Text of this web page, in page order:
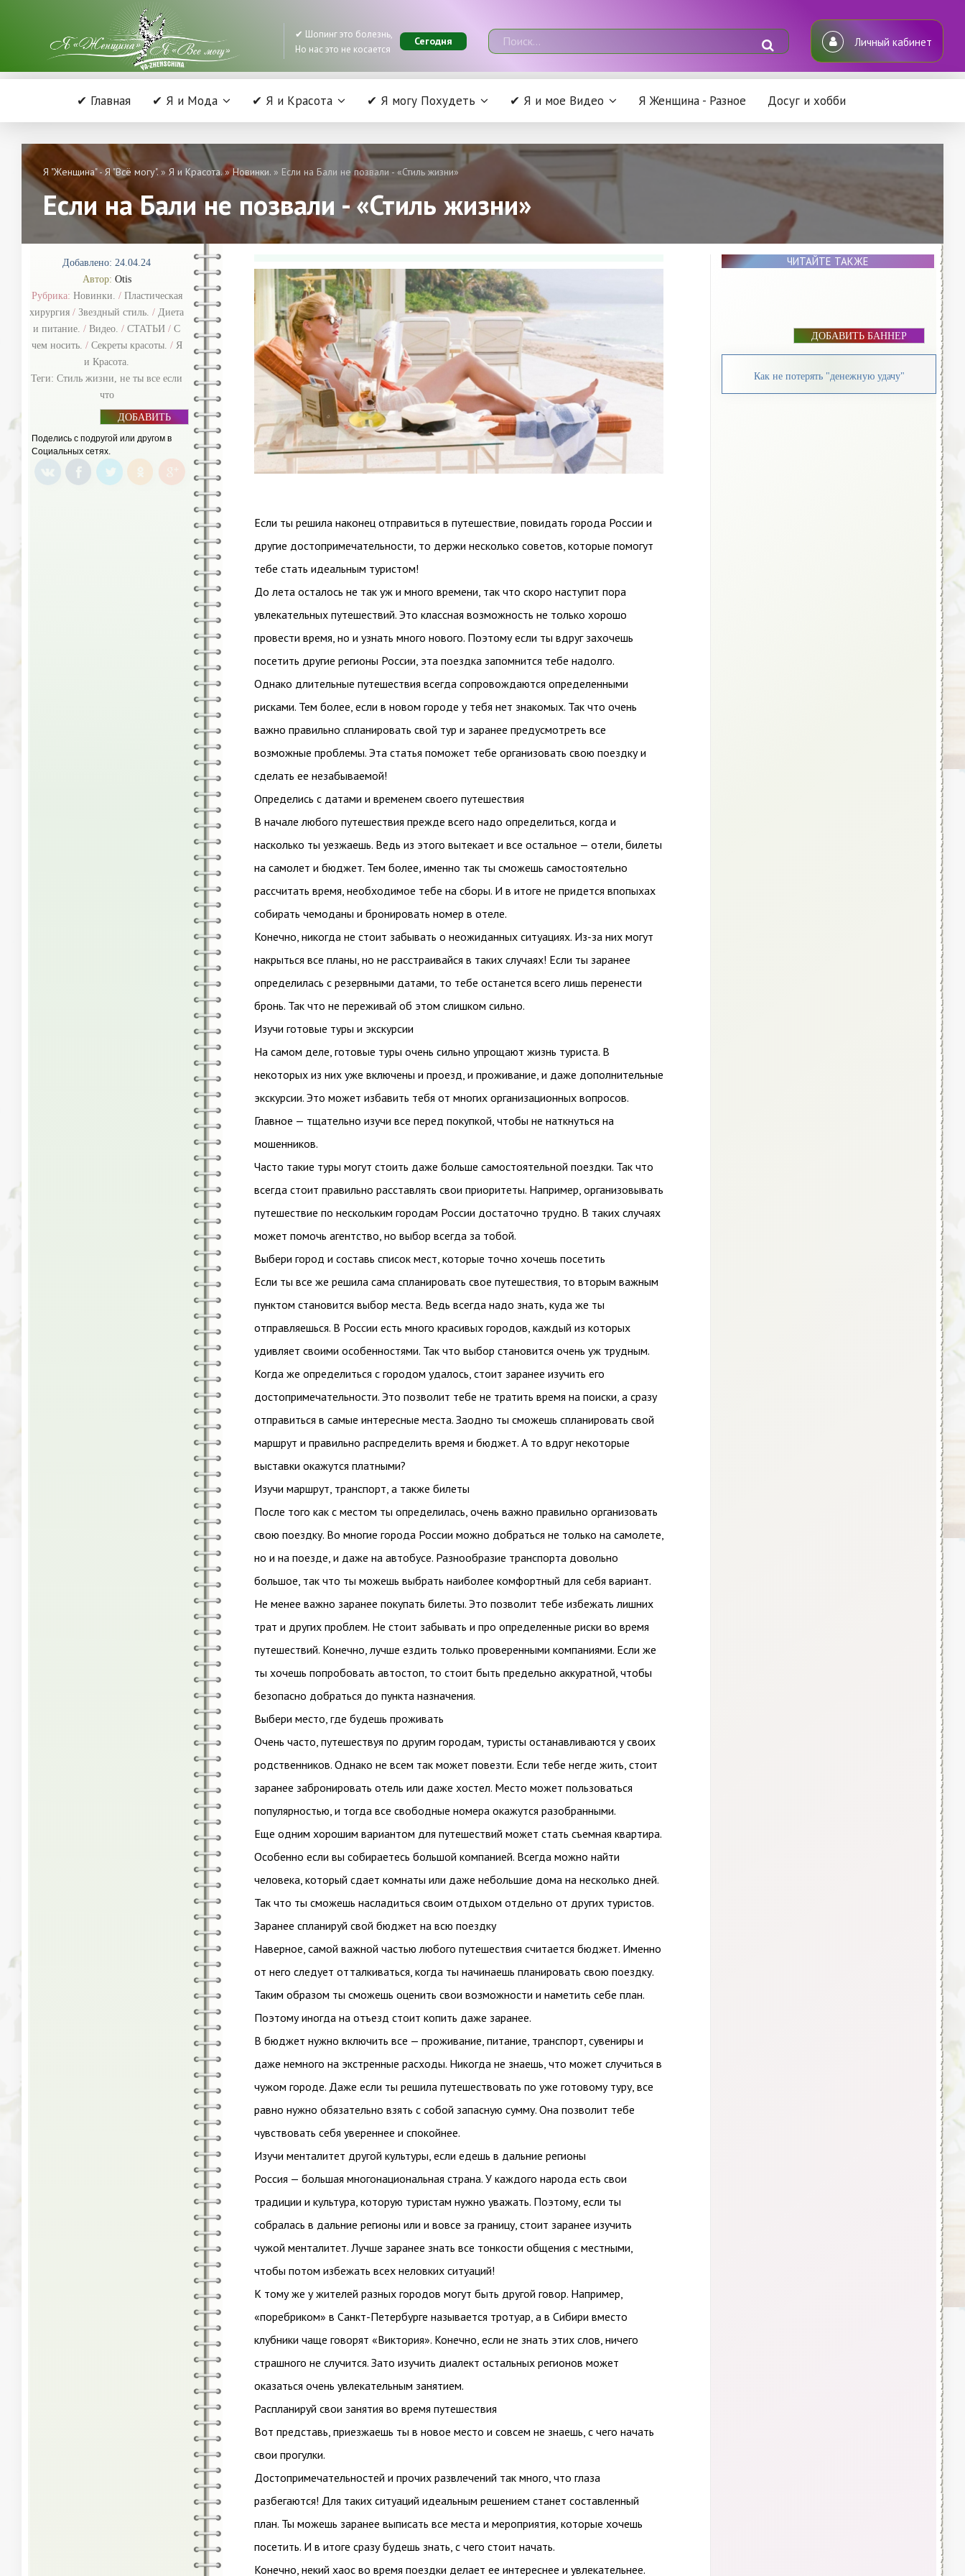
✔ Шопинг это болезнь,
Но нас это не косается
Сегодня Личный кабинет
✔ Главная ✔ Я и Мода ✔ Я и Красота ✔ Я могу Похудеть ✔ Я и мое Видео Я Женщина - Разное Досуг и хобби
Я "Женщина" - Я "Всё могу". » Я и Красота.»Новинки. » Если на Бали не позвали - «Стиль жизни»
Если на Бали не позвали - «Стиль жизни»
Добавлено: 24.04.24
Автор: Otis
Рубрика: Новинки. / Пластическая
хирургия / Звездный стиль. / Диета
и питание. / Видео. / СТАТЬИ / С
чем носить. / Секреты красоты. / Я
и Красота.
Теги: Стиль жизни, не ты все если
что
ДОБАВИТЬ
Поделись с подругой или другом в
Социальных сетях.
Если ты решила наконец отправиться в путешествие, повидать города России и
другие достопримечательности, то держи несколько советов, которые помогут
тебе стать идеальным туристом!
До лета осталось не так уж и много времени, так что скоро наступит пора
увлекательных путешествий. Это классная возможность не только хорошо
провести время, но и узнать много нового. Поэтому если ты вдруг захочешь
посетить другие регионы России, эта поездка запомнится тебе надолго.
Однако длительные путешествия всегда сопровождаются определенными
рисками. Тем более, если в новом городе у тебя нет знакомых. Так что очень
важно правильно спланировать свой тур и заранее предусмотреть все
возможные проблемы. Эта статья поможет тебе организовать свою поездку и
сделать ее незабываемой!
Определись с датами и временем своего путешествия
В начале любого путешествия прежде всего надо определиться, когда и
насколько ты уезжаешь. Ведь из этого вытекает и все остальное — отели, билеты
на самолет и бюджет. Тем более, именно так ты сможешь самостоятельно
рассчитать время, необходимое тебе на сборы. И в итоге не придется впопыхах
собирать чемоданы и бронировать номер в отеле.
Конечно, никогда не стоит забывать о неожиданных ситуациях. Из-за них могут
накрыться все планы, но не расстраивайся в таких случаях! Если ты заранее
определилась с резервными датами, то тебе останется всего лишь перенести
бронь. Так что не переживай об этом слишком сильно.
Изучи готовые туры и экскурсии
На самом деле, готовые туры очень сильно упрощают жизнь туриста. В
некоторых из них уже включены и проезд, и проживание, и даже дополнительные
экскурсии. Это может избавить тебя от многих организационных вопросов.
Главное — тщательно изучи все перед покупкой, чтобы не наткнуться на
мошенников.
Часто такие туры могут стоить даже больше самостоятельной поездки. Так что
всегда стоит правильно расставлять свои приоритеты. Например, организовывать
путешествие по нескольким городам России достаточно трудно. В таких случаях
может помочь агентство, но выбор всегда за тобой.
Выбери город и составь список мест, которые точно хочешь посетить
Если ты все же решила сама спланировать свое путешествия, то вторым важным
пунктом становится выбор места. Ведь всегда надо знать, куда же ты
отправляешься. В России есть много красивых городов, каждый из которых
удивляет своими особенностями. Так что выбор становится очень уж трудным.
Когда же определиться с городом удалось, стоит заранее изучить его
достопримечательности. Это позволит тебе не тратить время на поиски, а сразу
отправиться в самые интересные места. Заодно ты сможешь спланировать свой
маршрут и правильно распределить время и бюджет. А то вдруг некоторые
выставки окажутся платными?
Изучи маршрут, транспорт, а также билеты
После того как с местом ты определилась, очень важно правильно организовать
свою поездку. Во многие города России можно добраться не только на самолете,
но и на поезде, и даже на автобусе. Разнообразие транспорта довольно
большое, так что ты можешь выбрать наиболее комфортный для себя вариант.
Не менее важно заранее покупать билеты. Это позволит тебе избежать лишних
трат и других проблем. Не стоит забывать и про определенные риски во время
путешествий. Конечно, лучше ездить только проверенными компаниями. Если же
ты хочешь попробовать автостоп, то стоит быть предельно аккуратной, чтобы
безопасно добраться до пункта назначения.
Выбери место, где будешь проживать
Очень часто, путешествуя по другим городам, туристы останавливаются у своих
родственников. Однако не всем так может повезти. Если тебе негде жить, стоит
заранее забронировать отель или даже хостел. Место может пользоваться
популярностью, и тогда все свободные номера окажутся разобранными.
Еще одним хорошим вариантом для путешествий может стать съемная квартира.
Особенно если вы собираетесь большой компанией. Всегда можно найти
человека, который сдает комнаты или даже небольшие дома на несколько дней.
Так что ты сможешь насладиться своим отдыхом отдельно от других туристов.
Заранее спланируй свой бюджет на всю поездку
Наверное, самой важной частью любого путешествия считается бюджет. Именно
от него следует отталкиваться, когда ты начинаешь планировать свою поездку.
Таким образом ты сможешь оценить свои возможности и наметить себе план.
Поэтому иногда на отъезд стоит копить даже заранее.
В бюджет нужно включить все — проживание, питание, транспорт, сувениры и
даже немного на экстренные расходы. Никогда не знаешь, что может случиться в
чужом городе. Даже если ты решила путешествовать по уже готовому туру, все
равно нужно обязательно взять с собой запасную сумму. Она позволит тебе
чувствовать себя увереннее и спокойнее.
Изучи менталитет другой культуры, если едешь в дальние регионы
Россия — большая многонациональная страна. У каждого народа есть свои
традиции и культура, которую туристам нужно уважать. Поэтому, если ты
собралась в дальние регионы или и вовсе за границу, стоит заранее изучить
чужой менталитет. Лучше заранее знать все тонкости общения с местными,
чтобы потом избежать всех неловких ситуаций!
К тому же у жителей разных городов могут быть другой говор. Например,
«поребриком» в Санкт-Петербурге называется тротуар, а в Сибири вместо
клубники чаще говорят «Виктория». Конечно, если не знать этих слов, ничего
страшного не случится. Зато изучить диалект остальных регионов может
оказаться очень увлекательным занятием.
Распланируй свои занятия во время путешествия
Вот представь, приезжаешь ты в новое место и совсем не знаешь, с чего начать
свои прогулки.
Достопримечательностей и прочих развлечений так много, что глаза
разбегаются! Для таких ситуаций идеальным решением станет составленный
план. Ты можешь заранее выписать все места и мероприятия, которые хочешь
посетить. И в итоге сразу будешь знать, с чего стоит начать.
Конечно, некий хаос во время поездки делает ее интереснее и увлекательнее.
ЧИТАЙТЕ ТАКЖЕ
ДОБАВИТЬ БАННЕР
Как не потерять "денежную удачу"